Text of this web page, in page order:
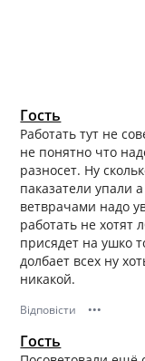
Гость
Работать тут не
не понятно что
разносет. Ну
паказатели упали
ветврачами надо
работать не хотят
присядет на ушко
долбает всех ну
никакой.
Відповісти •••
Гость